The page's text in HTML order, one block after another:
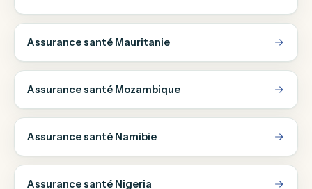
Assurance santé Mauritanie
Assurance santé Mozambique
Assurance santé Namibie
Assurance santé Nigeria